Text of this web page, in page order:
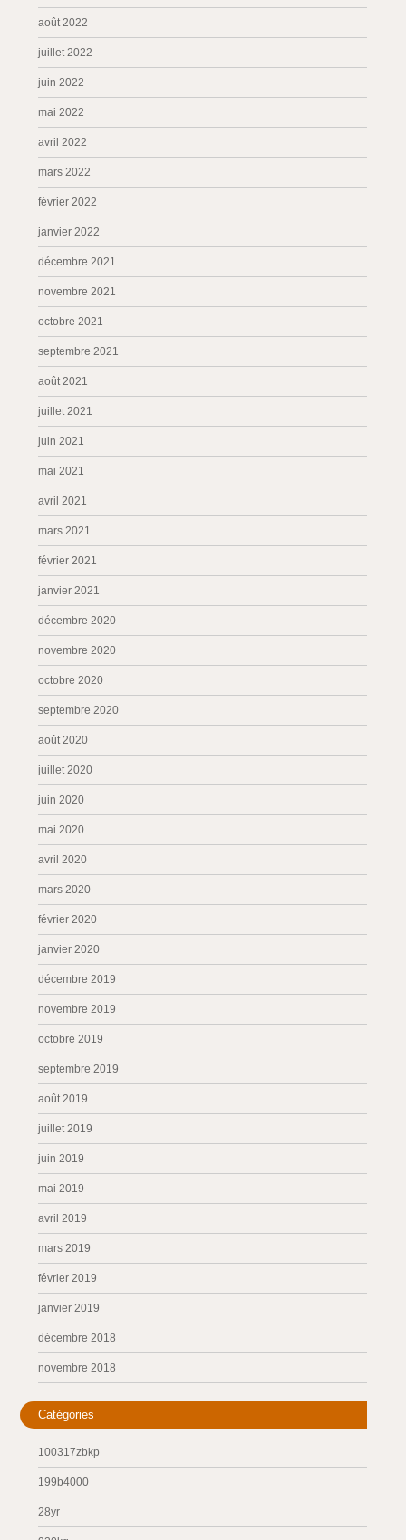
août 2022
juillet 2022
juin 2022
mai 2022
avril 2022
mars 2022
février 2022
janvier 2022
décembre 2021
novembre 2021
octobre 2021
septembre 2021
août 2021
juillet 2021
juin 2021
mai 2021
avril 2021
mars 2021
février 2021
janvier 2021
décembre 2020
novembre 2020
octobre 2020
septembre 2020
août 2020
juillet 2020
juin 2020
mai 2020
avril 2020
mars 2020
février 2020
janvier 2020
décembre 2019
novembre 2019
octobre 2019
septembre 2019
août 2019
juillet 2019
juin 2019
mai 2019
avril 2019
mars 2019
février 2019
janvier 2019
décembre 2018
novembre 2018
Catégories
100317zbkp
199b4000
28yr